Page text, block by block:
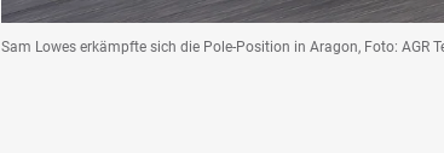
Sam Lowes erkämpfte sich die Pole-Position in Aragon, Foto: AGR